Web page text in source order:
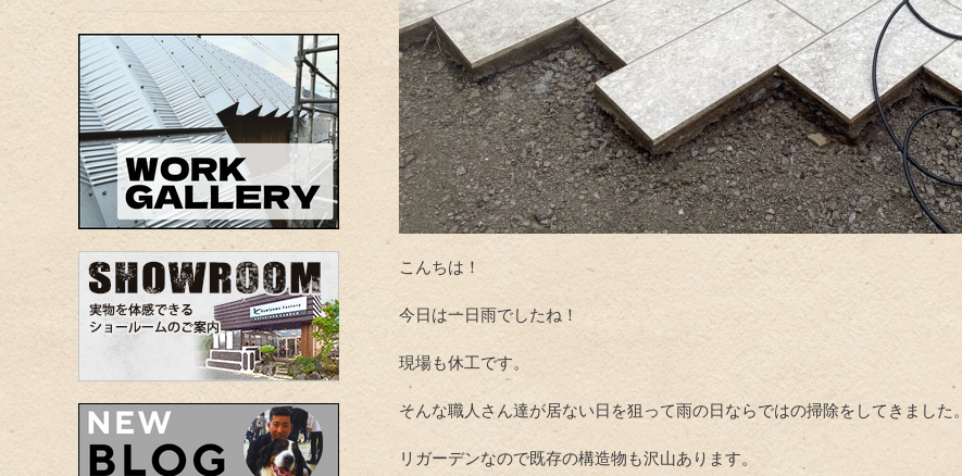
こんちは！
今日は一日雨でしたね！
現場も休工です。
そんな職人さん達が居ない日を狙って雨の日ならではの掃除をしてきました。
リガーデンなので既存の構造物も沢山あります。